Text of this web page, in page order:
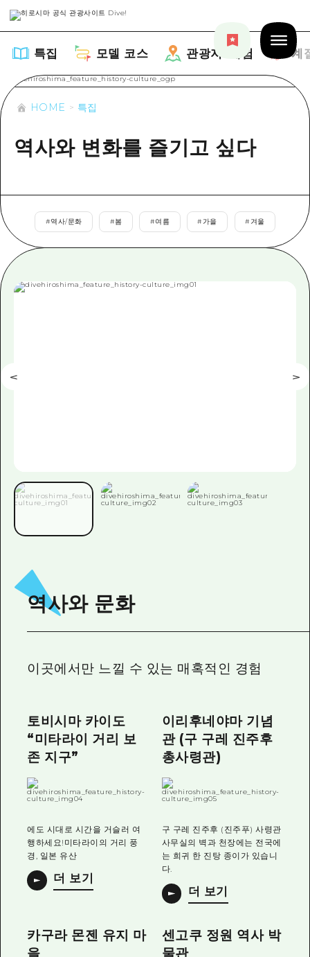
특집 모델 코스 관광지・체험 계
특집
목록
추천
아트
기준
역사/문화
모델 코스
목록
Hiroshima Moshimo Travel
야마구치(山口)현 동부
1박 2일
에히메(愛媛)현
계절 정보
히로시마 OMOTENASHI 패스
수하물 보관 및 배송 서비스
자원봉사 가이드
자주 묻는 질문
재해가 발생했을 때의 교통 정보
관광 안내 책자
HOME 특집
역사와 변화를 즐기고 싶다
#역사/문화 #봄 #여름 #가을 # 겨울
역사와 문화
이곳에서만 느낄 수 있는 매혹적인 경험
토비시마 카이도
“미타라이 거리 보
존 지구”
에도 시대로 시간을 거슬러 여
행하세요!미타라이의 거리 풍
경, 일본 유산
더 보기
이리후네야마 기념
관 (구 구레 진주후
총사령관)
구 구레 진주후 (진주푸) 사령관
사무실의 벽과 천장에는 전국에
는 희귀 한 진탕 종이가 있습니
다.
더 보기
카구라 몬젠 유지 마
을
센고쿠 정원 역사 박
물관